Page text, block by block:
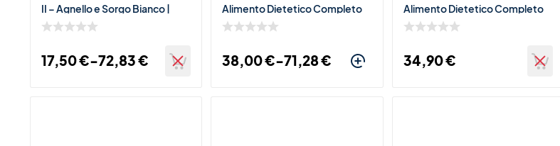
II – Agnello e Sorgo Bianco |
Alimento Dietetico per Cani con
17,50€-72,83€
Alimento Dietetico Completo
per Cani con Disturbi
38,00€-71,28€
Alimento Dietetico Completo
per Cani con Insufficienza
34,90€